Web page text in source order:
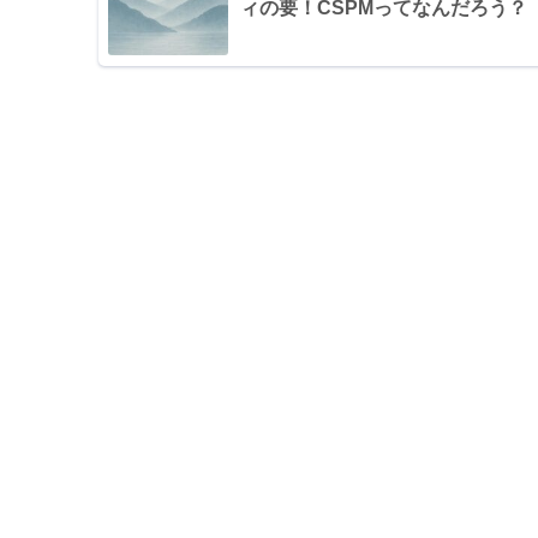
ィの要！CSPMってなんだろう？